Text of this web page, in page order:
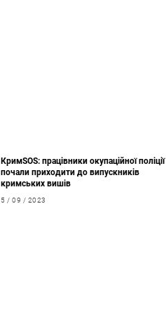
КримSOS: працівники окупаційної поліції
почали приходити до випускників
кримських вишів
5 / 09 / 2023